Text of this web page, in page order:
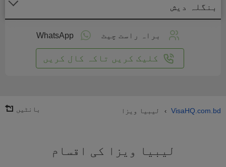
بنگلہ دیش
براہ راست چیٹ WhatsApp
کلیک کریں تاکہ کال کریں
VisaHQ.com.bd
› لیبیا ویزا بانٹیں
لیبیا ویزا کی اقسام